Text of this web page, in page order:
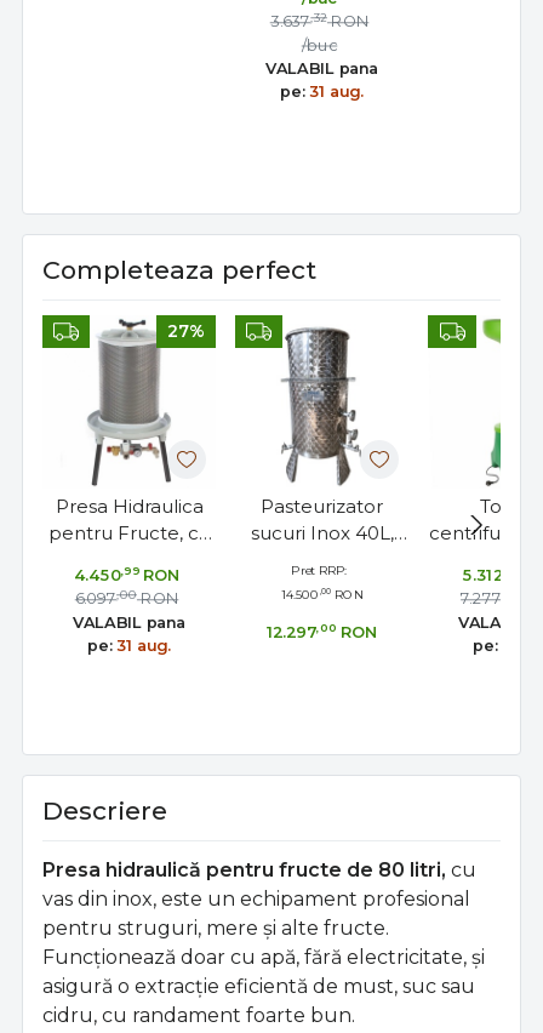
304, fund plan -
Toscana Inox
3.637,32 RON
/buc
VALABIL pana
pe: 31 aug.
Completeaza perfect
27%
Presa Hidraulica
pentru Fructe, cu
inoxidabil – 40 L
4.450,99 RON
6.097,00 RON
VALABIL pana
pe: 31 aug.
Pasteurizator
sucuri Inox 40L,
serpentina,
Pret RRP:
14.500 ,00 RON
12.297,00 RON
centrifugal
Grifo
5.312
7.277
VALABIL
pe:
Descriere
Presa hidraulică pentru fructe de 80 litri, cu
vas din inox, este un echipament profesional
pentru struguri, mere și alte fructe.
Funcționează doar cu apă, fără electricitate, și
asigură o extracție eficientă de must, suc sau
cidru, cu randament foarte bun.